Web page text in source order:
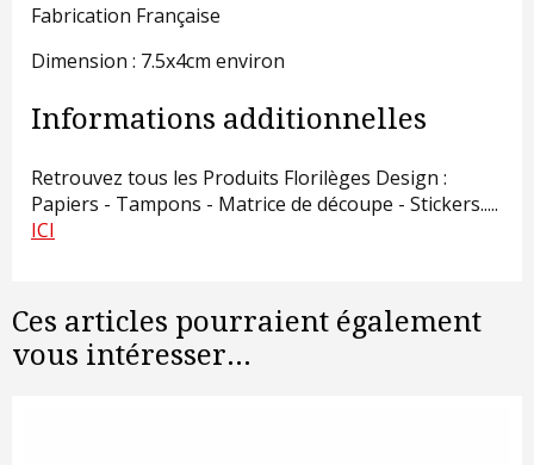
Fabrication Française
Dimension : 7.5x4cm environ
Informations additionnelles
Retrouvez tous les Produits Florilèges Design :
Papiers - Tampons - Matrice de découpe - Stickers.....
ICI
Ces articles pourraient également
vous intéresser...